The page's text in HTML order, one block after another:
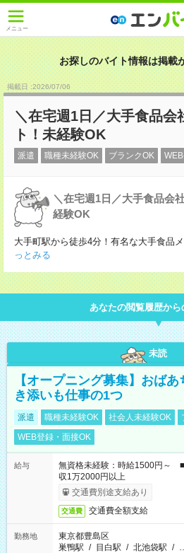
メニュー
お探しのバイト情報は掲載
掲載日 :2026/07/06
＼在宅週1日／大手食品会
ト！未経験OK
派遣 職種未経験OK ブランクOK
＼在宅週1日／大手食品会
経験OK
大手町駅から徒歩4分！有名な大手食品
っとみる
あなたの閲覧履歴から
未読
【オープニング募集】おば
き添いも仕事の1つ
派遣 職種未経験OK 社会人未経験OK
WEB登録・面接OK
給与
無資格未経験：時給1500円～
収1万2000円以上
交通費別途支給あり
交通費 交通費全額支給
勤務地
東京都豊島区
巣鴨駅 / 目白駅 / 北池袋駅 /